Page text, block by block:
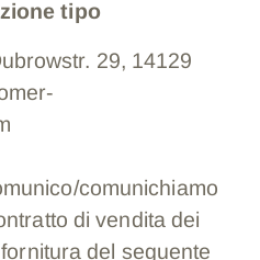
tipo
29, 14129
comunichiamo
di vendita dei
del seguente